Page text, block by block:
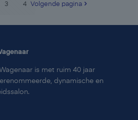
3 4 Volgende pagina
is met ruim 40 jaar
dynamische en